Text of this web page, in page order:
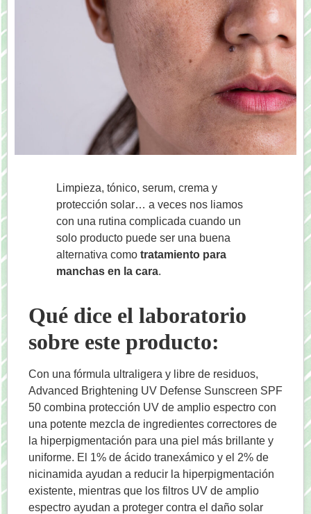
Limpieza, tónico, serum, crema y
protección solar… a veces nos liamos
con una rutina complicada cuando un
solo producto puede ser una buena
alternativa como tratamiento para
manchas en la cara.
Qué dice el laboratorio
sobre este producto:
Con una fórmula ultraligera y libre de residuos,
Advanced Brightening UV Defense Sunscreen SPF
50 combina protección UV de amplio espectro con
una potente mezcla de ingredientes correctores de
la hiperpigmentación para una piel más brillante y
uniforme. El 1% de ácido tranexámico y el 2% de
nicinamida ayudan a reducir la hiperpigmentación
existente, mientras que los filtros UV de amplio
espectro ayudan a proteger contra el daño solar